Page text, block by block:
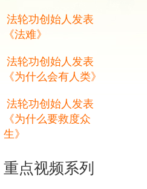
法轮功创始人发表
《法难》
法轮功创始人发表
《为什么会有人类》
法轮功创始人发表
《为什么要救度众
生》
重点视频系列